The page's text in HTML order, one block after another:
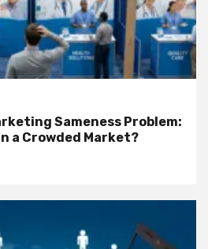
Sameness Problem:
a Crowded Market?